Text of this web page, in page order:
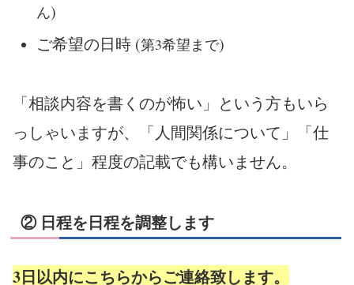
ん)
ご希望の日時 (第3希望まで)
「相談内容を書くのが怖い」という方もいら
っしゃいますが、「人間関係について」「仕
事のこと」程度の記載でも構いません。
② 日程を日程を調整します
3日以内にこちらからご連絡致します。